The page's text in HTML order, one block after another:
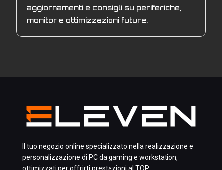
aggiornamenti e consigli su periferiche,
monitor e ottimizzazioni future.
Il tuo negozio online specializzato nella realizzazione e
personalizzazione di PC da gaming e workstation,
ottimizzati per offrirti prestazioni al TOP.